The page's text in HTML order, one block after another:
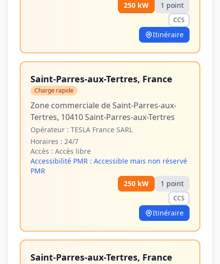
250 kW 1 point
CCS
Itinéraire
Saint-Parres-aux-Tertres, France
Charge rapide
Zone commerciale de Saint-Parres-aux-
Tertres, 10410 Saint-Parres-aux-Tertres
Opérateur : TESLA France SARL
Horaires : 24/7
Accès : Accès libre
Accessibilité PMR : Accessible mais non réservé
PMR
250 kW 1 point
CCS
Itinéraire
Saint-Parres-aux-Tertres, France